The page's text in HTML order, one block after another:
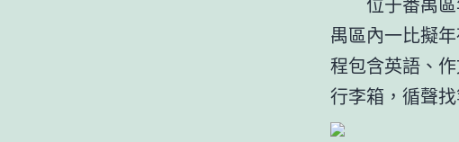
禺區內一比擬
程包含英語、
行李箱，循聲找